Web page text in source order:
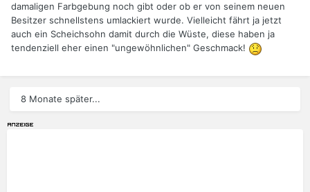
damaligen Farbgebung noch gibt oder ob er von seinem neuen
Besitzer schnellstens umlackiert wurde. Vielleicht fährt ja jetzt
auch ein Scheichsohn damit durch die Wüste, diese haben ja
tendenziell eher einen "ungewöhnlichen" Geschmack!
8 Monate später...